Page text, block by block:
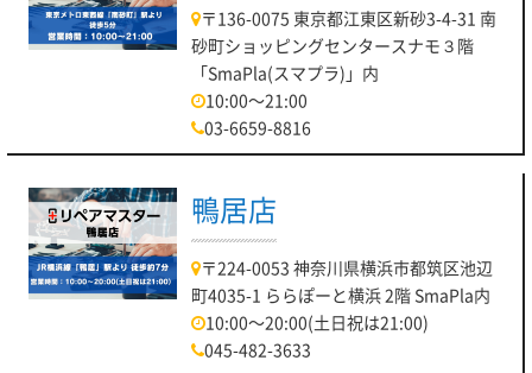
〒136-0075 東京都江東区新砂3-4-31 南
砂町ショッピングセンタースナモ３階
「SmaPla(スマプラ)」内
10:00～21:00
03-6659-8816
鴨居店
〒224-0053 神奈川県横浜市都筑区池辺
町4035-1 ららぽーと横浜 2階 SmaPla内
10:00～20:00(土日祝は21:00)
045-482-3633